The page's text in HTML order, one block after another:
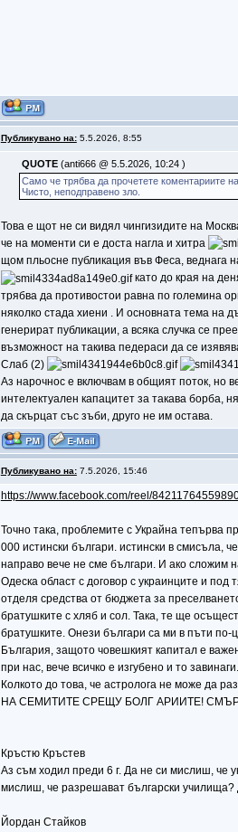
Публикувано на:5.5.2026, 8:55
QUOTE (anti666 @ 5.5.2026, 10:24 )
Само че трябва да прочетете коментариите
Чисто, неподправено зло.
Toва е щот не си видял чингизидите на
че на моменти си е доста нагла и хитра
щом пльосне публикация във Феса, веднага
като до края на
трябва да противостои равна по големина
няколко стада хиени . И основната тема на
генерират публикации, а всяка случка се
възможност на такива педераси да се
Слаб (2)
Аз нарочнос е включвам в общият поток, но
интелектуален капацитет за такава борба,
да скърцат със зъби, друго не им остава.
Публикувано на:7.5.2026, 15:46
https://www.facebook.com/reel/
Точно така, проблемите с Украйна тепърва
000 истински българи. истински в смисъла,
направо вече не сме българи. И ако сложим
Одеска област с договор с украинците и
отделя средства от бюджета за
братушките с хляб и сол. Така, те ще
братушките. Онези българи са ми в пъти
България, защото човешкият капитал е
при нас, вече всичко е изгубено и то
Колкото до това, че астролога не може да
НА СЕМИТИТЕ СРЕЩУ БОЛГ АРИИТЕ!
Кръстю Кръстев
Аз съм ходил преди 6 г. Да не си мислиш, че
мислиш, че разрешават български
Йордан Стайков